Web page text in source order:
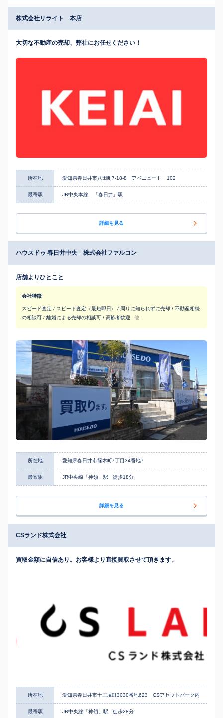
株式会社リライト 本店
大切な不動産の売却、弊社にお任せください！
所在地 愛知県春日井市八田町7-18-8 アベニューⅡ 102
最寄駅 JR中央本線 「春日井」駅
詳細を見る
ハウスドゥ 春日井中央 株式会社ファルコン
店舗よりひとこと
会社特徴
スピード査定 / スピード査定（最短即日） / 周りに知られずに売却 / 不動産相続
の相談可 / 離婚による売却の相談可 / 高齢者歓迎
他...
所在地 愛知県春日井市篠木町7丁目34番地7
最寄駅 JR中央線「神領」駅 徒歩18分
詳細を見る
CSランド株式会社
買取金額に自信あり。お客様より直接買取させて頂きます。
所在地 愛知県春日井市十三塚町3030番地623 CSアセットパーク内
最寄駅 JR中央線「神領」駅 徒歩28分